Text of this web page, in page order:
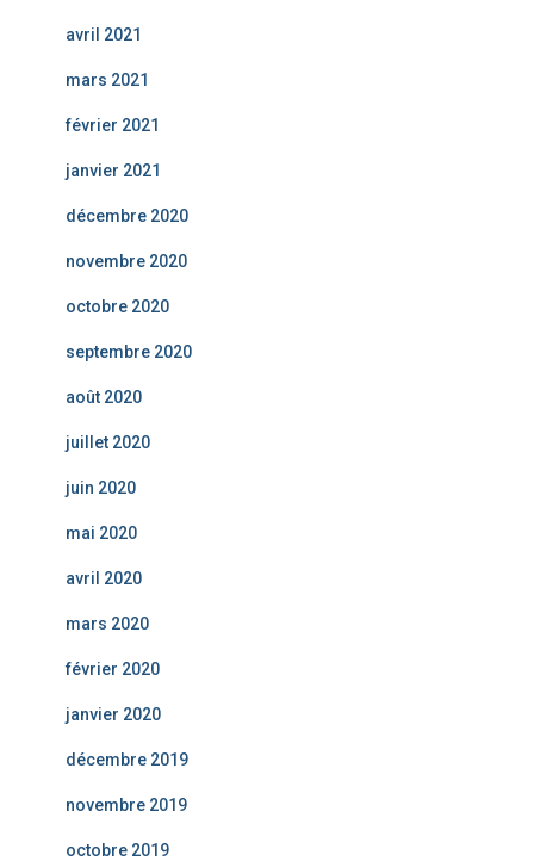
avril 2021
mars 2021
février 2021
janvier 2021
décembre 2020
novembre 2020
octobre 2020
septembre 2020
août 2020
juillet 2020
juin 2020
mai 2020
avril 2020
mars 2020
février 2020
janvier 2020
décembre 2019
novembre 2019
octobre 2019